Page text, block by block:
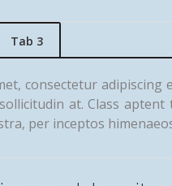
Tab 3
consectetur
at. Class aptent
per inceptos